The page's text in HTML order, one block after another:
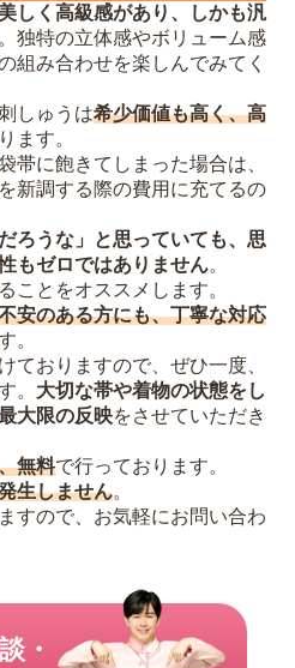
しく高級感があり、しかも汎
独特の立体感やボリューム感
組み合わせを楽しんでみてく
しゅうは希少価値も高く、高
ます。
帯に飽きてしまった場合は、
新調する際の費用に充てるの
ろうな」と思っていても、思
もゼロではありません。
ことをオススメします。
安のある方にも、丁寧な対応
。
ておりますので、ぜひ一度、
。 大切な帯や着物の状態をし
大限の反映をさせていただき
無料で行っております。
生しません。
すので、お気軽にお問い合わ
・